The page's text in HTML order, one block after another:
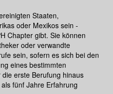
Staaten,
oder Mexikos sein -
Chapter gibt. Sie können
oder verwandte
sein, sofern es sich bei den
eines bestimmten
erste Berufung hinaus
fünf Jahre Erfahrung